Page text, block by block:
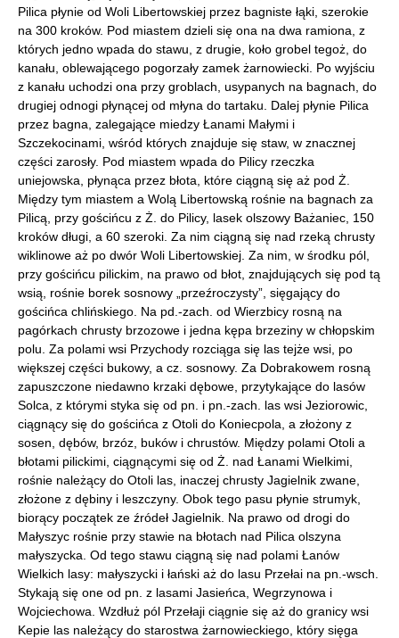
Pilica płynie od Woli Libertowskiej przez bagniste łąki, szerokie
na 300 kroków. Pod miastem dzieli się ona na dwa ramiona, z
których jedno wpada do stawu, z drugie, koło grobel tegoż, do
kanału, oblewającego pogorzały zamek żarnowiecki. Po wyjściu
z kanału uchodzi ona przy groblach, usypanych na bagnach, do
drugiej odnogi płynącej od młyna do tartaku. Dalej płynie Pilica
przez bagna, zalegające miedzy Łanami Małymi i
Szczekocinami, wśród których znajduje się staw, w znacznej
części zarosły. Pod miastem wpada do Pilicy rzeczka
uniejowska, płynąca przez błota, które ciągną się aż pod Ż.
Między tym miastem a Wolą Libertowską rośnie na bagnach za
Pilicą, przy gościńcu z Ż. do Pilicy, lasek olszowy Bażaniec, 150
kroków długi, a 60 szeroki. Za nim ciągną się nad rzeką chrusty
wiklinowe aż po dwór Woli Libertowskiej. Za nim, w środku pól,
przy gościńcu pilickim, na prawo od błot, znajdujących się pod tą
wsią, rośnie borek sosnowy „przeźroczysty”, sięgający do
gościńca chlińskiego. Na pd.-zach. od Wierzbicy rosną na
pagórkach chrusty brzozowe i jedna kępa brzeziny w chłopskim
polu. Za polami wsi Przychody rozciąga się las tejże wsi, po
większej części bukowy, a cz. sosnowy. Za Dobrakowem rosną
zapuszczone niedawno krzaki dębowe, przytykające do lasów
Solca, z którymi styka się od pn. i pn.-zach. las wsi Jeziorowic,
ciągnący się do gościńca z Otoli do Koniecpola, a złożony z
sosen, dębów, brzóz, buków i chrustów. Między polami Otoli a
błotami pilickimi, ciągnącymi się od Ż. nad Łanami Wielkimi,
rośnie należący do Otoli las, inaczej chrusty Jagielnik zwane,
złożone z dębiny i leszczyny. Obok tego pasu płynie strumyk,
biorący początek ze źródeł Jagielnik. Na prawo od drogi do
Małyszyc rośnie przy stawie na błotach nad Pilica olszyna
małyszycka. Od tego stawu ciągną się nad polami Łanów
Wielkich lasy: małyszycki i łański aż do lasu Przełai na pn.-wsch.
Stykają się one od pn. z lasami Jasieńca, Wegrzynowa i
Wojciechowa. Wzdłuż pól Przełaji ciągnie się aż do granicy wsi
Kepie las należący do starostwa żarnowieckiego, który sięga